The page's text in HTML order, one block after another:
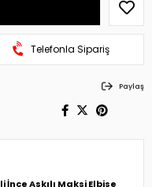
Telefonla Sipariş
Paylaş
Askılı Maksi Elbise